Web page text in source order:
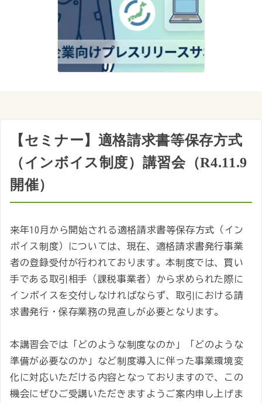
【セミナー】適格請求書等保存方式
（インボイス制度）講習会（R4.11.9
開催）
来年10月から開始される適格請求書等保存方式（イン
ボイス制度）については、現在、適格請求書発行事業
者の登録受付が行われております。本制度では、買い
手である取引相手（課税事業者）から求められた際に
インボイスを交付しなければならず、取引における請
求書発行・保存業務の見直しが必要となります。
本講習会では「どのような制度なのか」「どのような
準備が必要なのか」など制度導入に伴った事業環境変
化に対応いただける内容となっておりますので、この
機会にぜひご受講いただきますようご案内申し上げま